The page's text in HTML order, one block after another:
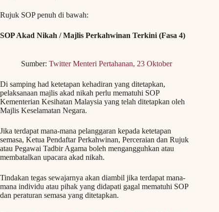
Rujuk SOP penuh di bawah:
SOP Akad Nikah / Majlis Perkahwinan Terkini (Fasa 4)
Sumber: Twitter Menteri Pertahanan, 23 Oktober
Di samping had ketetapan kehadiran yang ditetapkan,
pelaksanaan majlis akad nikah perlu mematuhi SOP
Kementerian Kesihatan Malaysia yang telah ditetapkan oleh
Majlis Keselamatan Negara.
Jika terdapat mana-mana pelanggaran kepada ketetapan
semasa, Ketua Pendaftar Perkahwinan, Perceraian dan Rujuk
atau Pegawai Tadbir Agama boleh mengangguhkan atau
membatalkan upacara akad nikah.
Tindakan tegas sewajarnya akan diambil jika terdapat mana-
mana individu atau pihak yang didapati gagal mematuhi SOP
dan peraturan semasa yang ditetapkan.